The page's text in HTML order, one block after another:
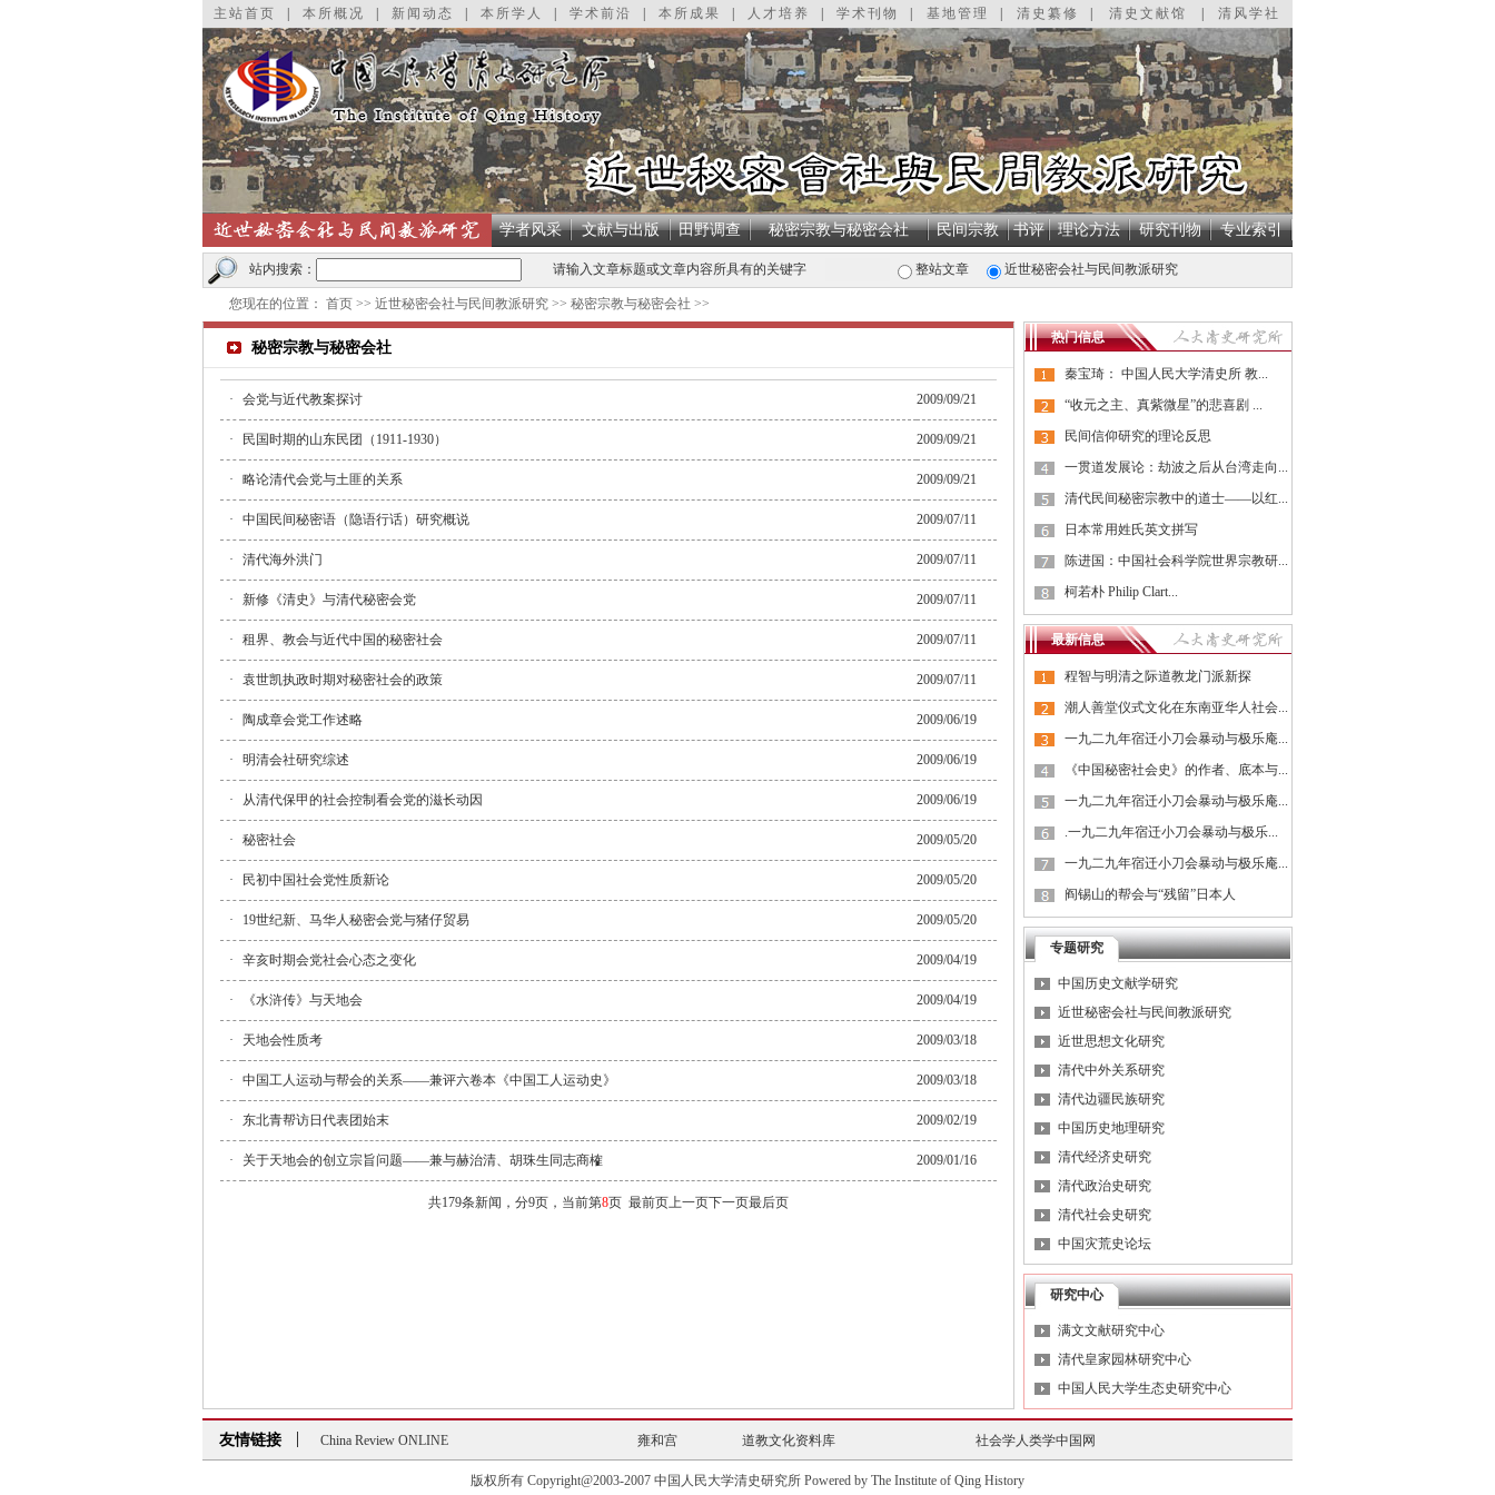
主站首页 本所概况 新闻动态 本所学人 学术前沿 本所成果 人才培养 学术刊物 基地管理 清史纂修 清史文献馆 清风学社
学者风采 文献与出版 田野调查 秘密宗教与秘密会社 民间宗教 书评 理论方法 研究刊物 专业索引
站内搜索： 请输入文章标题或文章内容所具有的关键字 整站文章 近世秘密会社与民间教派研究
您现在的位置： 首页 >> 近世秘密会社与民间教派研究 >> 秘密宗教与秘密会社 >>
秘密宗教与秘密会社
· 会党与近代教案探讨 2009/09/21
· 民国时期的山东民团（1911-1930） 2009/09/21
· 略论清代会党与土匪的关系 2009/09/21
· 中国民间秘密语（隐语行话）研究概说 2009/07/11
· 清代海外洪门 2009/07/11
· 新修《清史》与清代秘密会党 2009/07/11
· 租界、教会与近代中国的秘密社会 2009/07/11
· 袁世凯执政时期对秘密社会的政策 2009/07/11
· 陶成章会党工作述略 2009/06/19
· 明清会社研究综述 2009/06/19
· 从清代保甲的社会控制看会党的滋长动因 2009/06/19
· 秘密社会 2009/05/20
· 民初中国社会党性质新论 2009/05/20
· 19世纪新、马华人秘密会党与猪仔贸易 2009/05/20
· 辛亥时期会党社会心态之变化 2009/04/19
· 《水浒传》与天地会 2009/04/19
· 天地会性质考 2009/03/18
· 中国工人运动与帮会的关系——兼评六卷本《中国工人运动史》 2009/03/18
· 东北青帮访日代表团始末 2009/02/19
· 关于天地会的创立宗旨问题——兼与赫治清、胡珠生同志商榷 2009/01/16
共179条新闻，分9页，当前第8页 最前页上一页下一页最后页
热门信息
秦宝琦： 中国人民大学清史所 教...
“收元之主、真紫微星”的悲喜剧 ...
民间信仰研究的理论反思
一贯道发展论：劫波之后从台湾走向...
清代民间秘密宗教中的道士——以红...
日本常用姓氏英文拼写
陈进国：中国社会科学院世界宗教研...
柯若朴 Philip Clart...
最新信息
程智与明清之际道教龙门派新探
潮人善堂仪式文化在东南亚华人社会...
一九二九年宿迁小刀会暴动与极乐庵...
《中国秘密社会史》的作者、底本与...
一九二九年宿迁小刀会暴动与极乐庵...
.一九二九年宿迁小刀会暴动与极乐...
一九二九年宿迁小刀会暴动与极乐庵...
阎锡山的帮会与“残留”日本人
专题研究
中国历史文献学研究
近世秘密会社与民间教派研究
近世思想文化研究
清代中外关系研究
清代边疆民族研究
中国历史地理研究
清代经济史研究
清代政治史研究
清代社会史研究
中国灾荒史论坛
研究中心
满文文献研究中心
清代皇家园林研究中心
中国人民大学生态史研究中心
友情链接 China Review ONLINE 雍和宫 道教文化资料库
社会学人类学中国网
版权所有 Copyright@2003-2007 中国人民大学清史研究所 Powered by The Institute of Qing History